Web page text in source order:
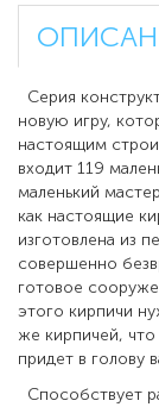
Серия
новую игру,
настоящим
входит 119
маленький
как настоящие
изготовлена из
совершенно
готовое
этого кирпичи
же кирпичей,
придет в голову
Способствует